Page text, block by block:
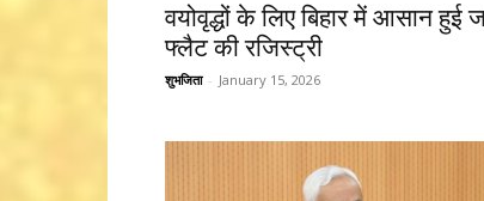
वयोवृद्धों के लिए बिहार में आसान हुई
फ्लैट की रजिस्ट्री
शुभजिता - January 15, 2026